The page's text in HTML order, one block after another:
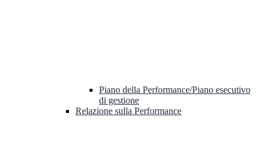
Piano della Performance/Piano esecutivo
di gestione
Relazione sulla Performance